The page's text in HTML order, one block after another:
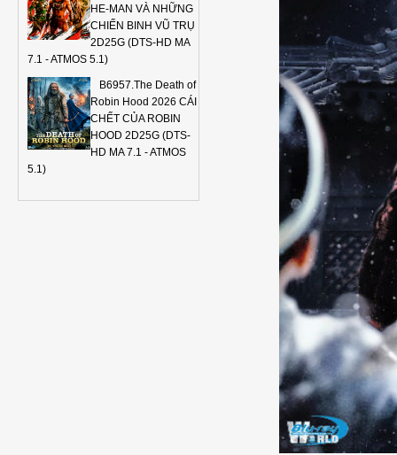
HE-MAN VÀ NHỮNG
CHIẾN BINH VŨ TRỤ
2D25G (DTS-HD MA
7.1 - ATMOS 5.1)
B6957.The Death of
Robin Hood 2026 CÁI
CHẾT CỦA ROBIN
HOOD 2D25G (DTS-
HD MA 7.1 - ATMOS
5.1)